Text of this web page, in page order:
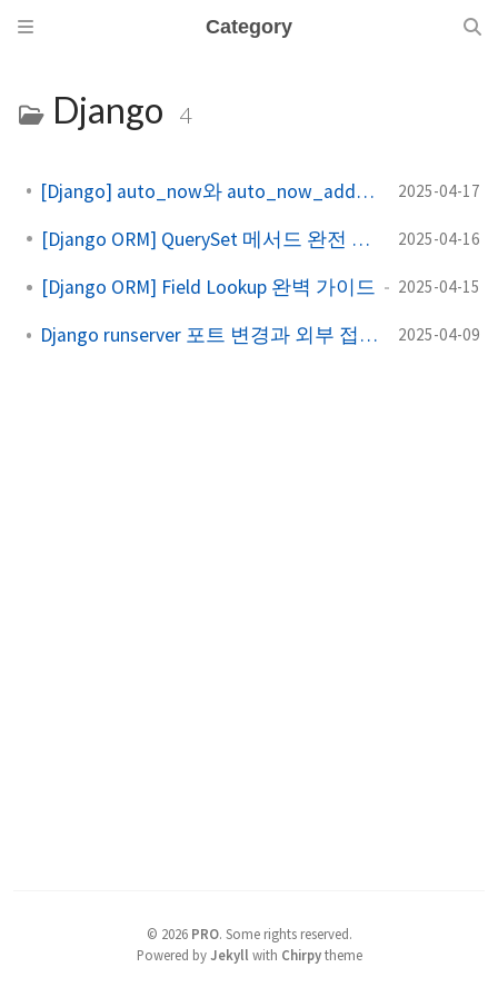
Category
Django 4
[Django] auto_now와 auto_now_add의 차이 2025-04-17
[Django ORM] QuerySet 메서드 완전 정복 2025-04-16
[Django ORM] Field Lookup 완벽 가이드 2025-04-15
Django runserver 포트 변경과 외부 접속 허용 2025-04-09
© 2026 PRO. Some rights reserved.
Powered byJekyll with Chirpytheme